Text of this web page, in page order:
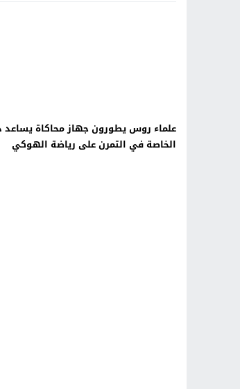
علماء روس يطورون جهاز محاكاة يساعد
الخاصة في التمرن على رياضة الهوكي